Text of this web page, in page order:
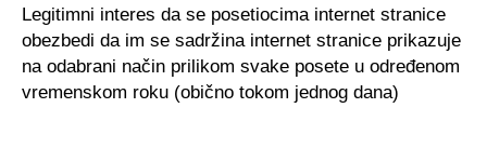
Legitimni interes da se posetiocima internet stranice
obezbedi da im se sadržina internet stranice prikazuje
na odabrani način prilikom svake posete u određenom
vremenskom roku (obično tokom jednog dana)